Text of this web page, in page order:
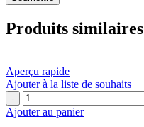
Produits similaires
Aperçu rapide
Ajouter à la liste de souhaits
quantité
de
Ajouter au panier